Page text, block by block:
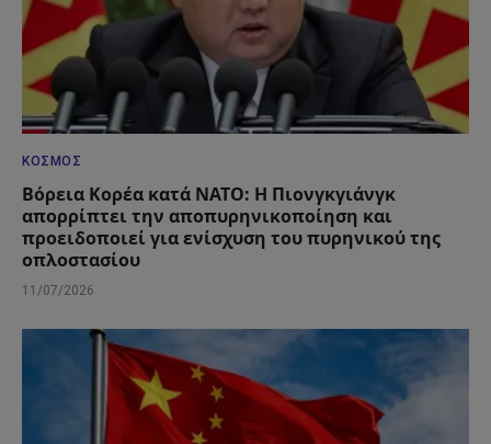
ΚΌΣΜΟΣ
Βόρεια Κορέα κατά ΝΑΤΟ: Η Πιονγκγιάνγκ
απορρίπτει την αποπυρηνικοποίηση και
προειδοποιεί για ενίσχυση του πυρηνικού της
οπλοστασίου
11/07/2026